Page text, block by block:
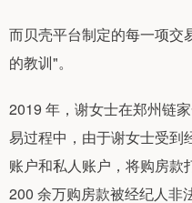
而贝壳平台制定的每一项交
的教训"。
2019 年，谢女士在郑州链
易过程中，由于谢女士受到
账户和私人账户，将购房款
200 余万购房款被经纪人非